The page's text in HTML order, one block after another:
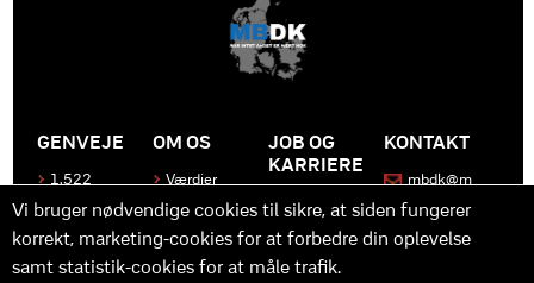
GENVEJE
1.522
Produkter
Kontakt
os
OM OS
Værdier
Historen
bag
MBDK
Hvad gør
JOB OG
KARRIERE
Bliv en del
af MBDK
Vores
team
KONTAKT
mbdk@m
Vi bruger nødvendige cookies til sikre, at siden fungerer
korrekt, marketing-cookies for at forbedre din oplevelse
samt statistik-cookies for at måle trafik.